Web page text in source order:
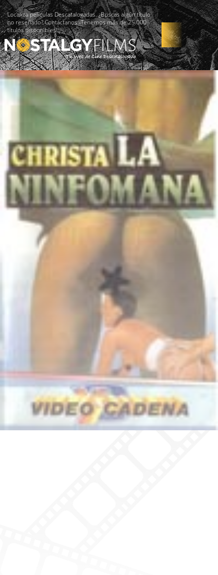
Localiza películas Descatalogadas. ¿Buscas algún título
no reseñado? Contáctanos -Tenemos más de 25.000
títulos disponibles!